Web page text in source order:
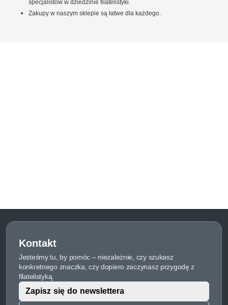
specjalistów w dziedzinie filatelistyki.
Zakupy w naszym sklepie są łatwe dla każdego.
Kontakt
Jesteśmy tu, by pomóc – niezależnie, czy szukasz
konkretnego znaczka, czy dopiero zaczynasz przygodę z
filatelistyką.
Zapisz się do newslettera